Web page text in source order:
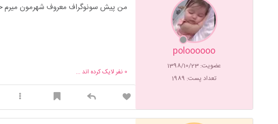
poloooooo
عضویت: 1398/10/23
تعداد پست: 1989
من پیش سونوگراف معروف شهرمون میرم حتی ۱۱هفته تشخیصاش درست
0 نفر لایک کرده اند ...